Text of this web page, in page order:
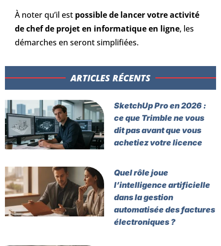
À noter qu’il est possible de lancer votre activité
de chef de projet en informatique en ligne, les
démarches en seront simplifiées.
ARTICLES RÉCENTS​
SketchUp Pro en 2026 :
ce que Trimble ne vous
dit pas avant que vous
achetiez votre licence
Quel rôle joue
l’intelligence artificielle
dans la gestion
automatisée des factures
électroniques ?